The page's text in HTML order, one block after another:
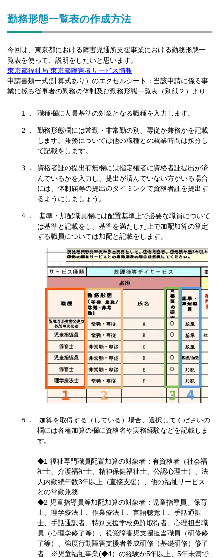
勤務形態一覧表の作成方法
今回は、東京都における障害児通所支援事業における勤務形態一
覧表を使って、説明をしたいと思います。
東京都福祉局 東京都障害者サービス情報
申請書類一式(計算式あり）のエクセルシート：当該申請に係る事
業に係る従事者の勤務の体制及び勤務形態一覧表（別紙２）より
職種欄に人員基準の対象となる職種を入力します。
勤務形態欄には常勤・非常勤の別、専従か兼務かを記載
します。兼務については他の職種との就業時間は按分し
て記載をします。
資格者証の提出有無欄には指定権者に資格者証提出が済
んでいるかを入力し、提出が済んでいない方がいる場合
には、体制届等の提出のタイミングで資格者証を提出す
るようにしましょう。
基準・加配職員欄には配置基準上で必要な職員について
は基準と記載をし、基準を満たした上で加配加算の算定
する職員については加配と記載をします。
加算を取得する（している）場合、選択してくださいの
欄には各種加算の欄に資格名や実務経験などを記載しま
す。
◆1 福祉専門職員配置加算の対象者：有資格者（社会福
祉士、介護福祉士、精神保健福祉士、公認心理士）、法
人内勤続年数3年以上（直接支援）、他の福祉サービス
との常勤兼務
◆2 児童指導員等加配加算の対象者：児童指導員、保育
士、理学療法士、作業療法士、言語聴覚士、手話通訳
士、手話通訳者、特別支援学校免許取得者、心理担当職
員（心理学修了等）、視覚障害児支援担当職員（研修修
了等）、強度行動障害支援者養成研修（基礎研修）修了
者 ※児童福祉事業(◆4）の経験が5年以上、5年未満で